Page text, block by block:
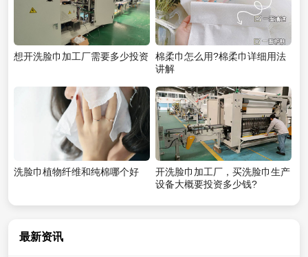
想开洗脸巾加工厂需要多少投资
棉柔巾怎么用?棉柔巾详细用法
讲解
洗脸巾植物纤维和纯棉哪个好
开洗脸巾加工厂，买洗脸巾生产
设备大概要投资多少钱?
最新资讯